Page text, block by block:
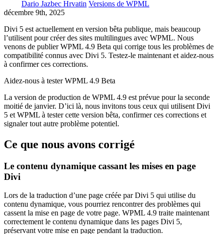
Dario Jazbec Hrvatin Versions de WPML
décembre 9th, 2025
Divi 5 est actuellement en version bêta publique, mais beaucoup
l’utilisent pour créer des sites multilingues avec WPML. Nous
venons de publier WPML 4.9 Beta qui corrige tous les problèmes de
compatibilité connus avec Divi 5. Testez-le maintenant et aidez-nous
à confirmer ces corrections.
Aidez-nous à tester WPML 4.9 Beta
La version de production de WPML 4.9 est prévue pour la seconde
moitié de janvier. D’ici là, nous invitons tous ceux qui utilisent Divi
5 et WPML à tester cette version bêta, confirmer ces corrections et
signaler tout autre problème potentiel.
Ce que nous avons corrigé
Le contenu dynamique cassant les mises en page
Divi
Lors de la traduction d’une page créée par Divi 5 qui utilise du
contenu dynamique, vous pourriez rencontrer des problèmes qui
cassent la mise en page de votre page. WPML 4.9 traite maintenant
correctement le contenu dynamique dans les pages Divi 5,
préservant votre mise en page pendant la traduction.